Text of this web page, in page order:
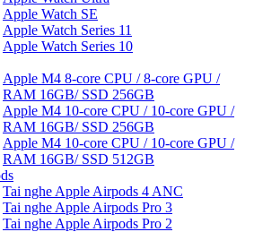
Apple Watch SE
Apple Watch Series 11
Apple Watch Series 10
Apple M4 8-core CPU / 8-core GPU /
RAM 16GB/ SSD 256GB
Apple M4 10-core CPU / 10-core GPU /
RAM 16GB/ SSD 256GB
Apple M4 10-core CPU / 10-core GPU /
RAM 16GB/ SSD 512GB
Tai nghe Apple Airpods 4 ANC
Tai nghe Apple Airpods Pro 3
Tai nghe Apple Airpods Pro 2